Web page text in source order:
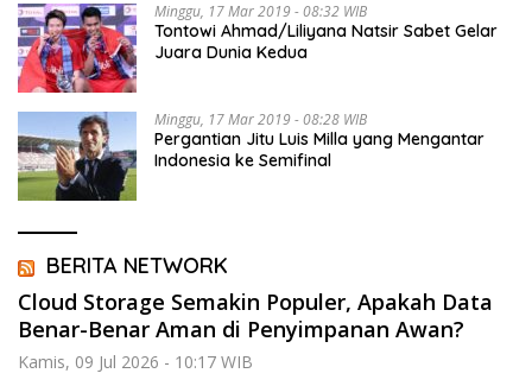
Minggu, 17 Mar 2019 - 08:32 WIB
Tontowi Ahmad/Liliyana Natsir Sabet Gelar
Juara Dunia Kedua
Minggu, 17 Mar 2019 - 08:28 WIB
Pergantian Jitu Luis Milla yang Mengantar
Indonesia ke Semifinal
BERITA NETWORK
Cloud Storage Semakin Populer, Apakah Data
Benar-Benar Aman di Penyimpanan Awan?
Kamis, 09 Jul 2026 - 10:17 WIB